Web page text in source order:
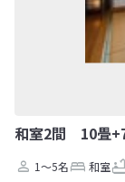
和室2間 10畳
1～5名 和室